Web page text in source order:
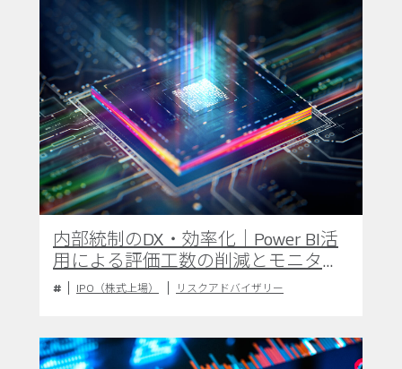
内部統制のDX・効率化｜Power BI活
用による評価工数の削減とモニタリ
ングの高度化
IPO（株式上場） リスクアドバイザリー